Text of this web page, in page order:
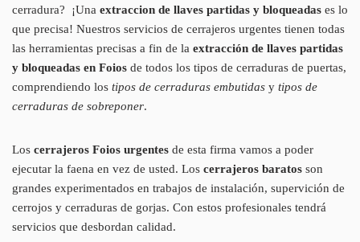
cerradura? ¡Una extraccion de llaves partidas y bloqueadas es lo
que precisa! Nuestros servicios de cerrajeros urgentes tienen todas
las herramientas precisas a fin de la extracción de llaves partidas
y bloqueadas en Foios de todos los tipos de cerraduras de puertas,
comprendiendo los tipos de cerraduras embutidas y tipos de
cerraduras de sobreponer.
Los cerrajeros Foios urgentes de esta firma vamos a poder
ejecutar la faena en vez de usted. Los cerrajeros baratos son
grandes experimentados en trabajos de instalación, supervición de
cerrojos y cerraduras de gorjas. Con estos profesionales tendrá
servicios que desbordan calidad.